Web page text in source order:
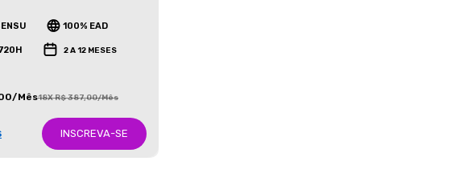
100% EAD
2 A 12 MESES
Mês18X R$ 387,00/Mês
INSCREVA-SE